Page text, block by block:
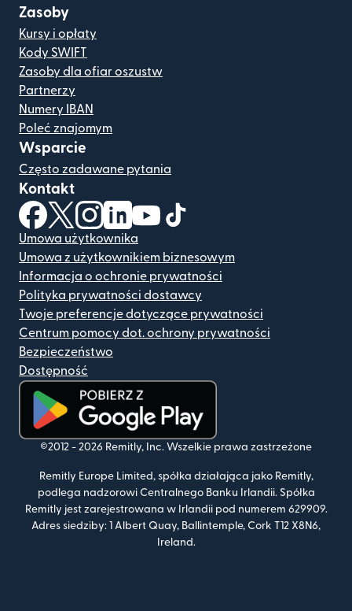
Zasoby
Kursy i opłaty
Kody SWIFT
Zasoby dla ofiar oszustw
Partnerzy
Numery IBAN
Poleć znajomym
Wsparcie
Często zadawane pytania
Kontakt
(otwiera się w nowym oknie)
(otwiera się w nowym oknie)
(otwiera się w nowym oknie)
(otwiera się w nowym oknie)
(otwiera się w nowym oknie)
Umowa użytkownika
Umowa z użytkownikiem biznesowym
Informacja o ochronie prywatności
Polityka prywatności dostawcy
Twoje preferencje dotyczące prywatności
Centrum pomocy dot. ochrony prywatności
Bezpieczeństwo
Dostępność
(otwiera się w nowym oknie)
©2012 - 2026 Remitly, Inc. Wszelkie prawa zastrzeżone
Remitly Europe Limited, spółka działająca jako Remitly,
podlega nadzorowi Centralnego Banku Irlandii. Spółka
Remitly jest zarejestrowana w Irlandii pod numerem 629909.
Adres siedziby: 1 Albert Quay, Ballintemple, Cork T12 X8N6,
Ireland.